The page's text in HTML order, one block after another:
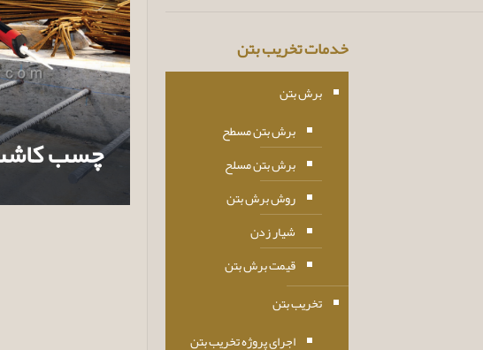
چسب
خدمات تخریب بتن
برش بتن
برش بتن مسطح
برش بتن مسلح
روش برش بتن
شیار زدن
قیمت برش بتن
تخریب بتن
اجرای پروژه تخریب بتن